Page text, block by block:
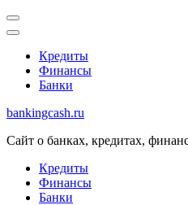
Перейти
к
(нажмите
Enter)
Кредиты
Финансы
Банки
bankingcash.ru
Сайт о банках, кредитах,
Кредиты
Финансы
Банки